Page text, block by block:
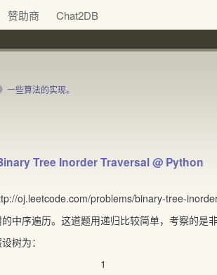
赞助商 Chat2DB
些算法的实现。
Tree Inorder Traversal @ Python
oj.leetcode.com/problems/binary-tree-
中序遍历。这道题用递归比较简单，考察的是
树为：